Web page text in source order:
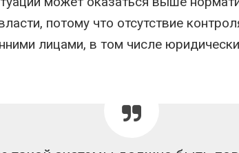
потому что отсутствие
лицами, в том числе